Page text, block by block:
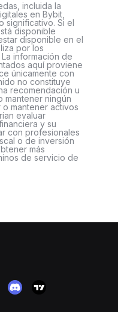
incluida la
en Bybit,
significativo. Si el
disponible
disponible en el
por los
información de
aquí proviene
únicamente con
no constituye
recomendación u
mantener ningún
mantener activos
evaluar
y su
con profesionales
o de inversión
más
de servicio de